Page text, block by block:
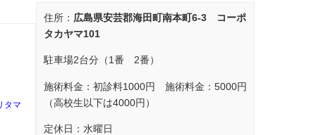
タマ
住所： 広島県安芸郡海田町南本町6-3 コーポ
タカヤマ101
駐車場2台分（1番 2番）
施術料金：初診料1000円 施術料金：5000円
（高校生以下は4000円）
定休日：水曜日